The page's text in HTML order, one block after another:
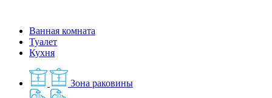
Ванная комната
Туалет
Кухня
Зона раковины